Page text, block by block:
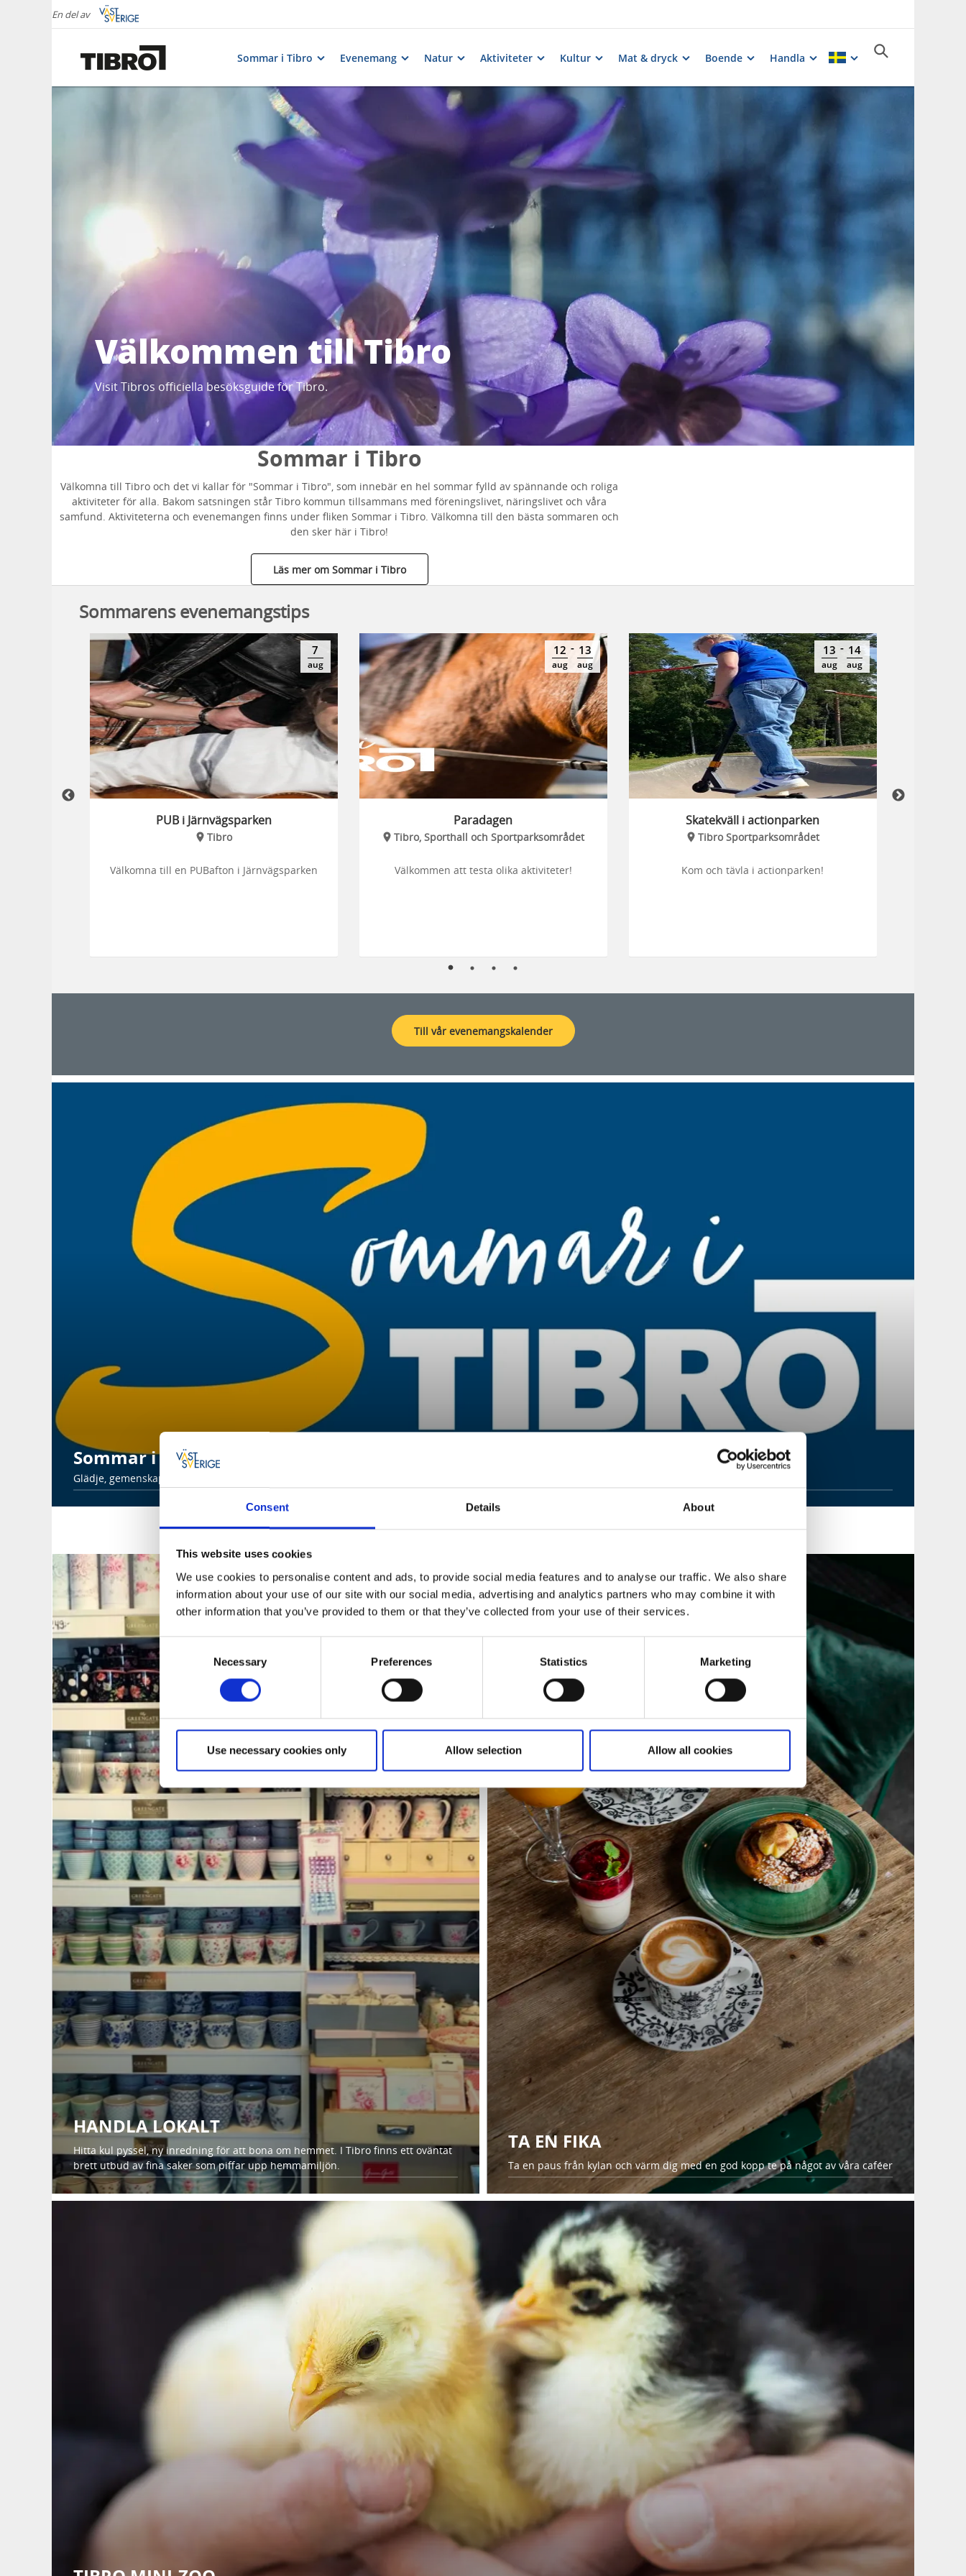
Consent Details About
This website uses cookies
We use cookies to personalise content and ads, to provide social media features and to analyse our traffic. We also share
information about your use of our site with our social media, advertising and analytics partners who may combine it with
other information that you’ve provided to them or that they’ve collected from your use of their services.
Consent
Selection
Necessary Preferences Statistics Marketing
Use necessary cookies only Allow selection Allow all cookies
En del av
Sommar i Tibro Evenemang Natur Aktiviteter Kultur Mat & dryck Boende Handla
Välkommen till Tibro
Visit Tibros officiella besöksguide för Tibro.
Sommar i Tibro
Välkomna till Tibro och det vi kallar för "Sommar i Tibro", som innebär en hel sommar fylld av spännande och roliga
aktiviteter för alla. Bakom satsningen står Tibro kommun tillsammans med föreningslivet, näringslivet och våra
samfund. Aktiviteterna och evenemangen finns under fliken Sommar i Tibro. Välkomna till den bästa sommaren och
den sker här i Tibro!
Läs mer om Sommar i Tibro
Sommarens evenemangstips
7
aug
PUB i Järnvägsparken
Tibro
Välkomna till en PUBafton i Järnvägsparken
12
aug
- 13
aug
Paradagen
Tibro, Sporthall och Sportparksområdet
Välkommen att testa olika aktiviteter!
13
aug
- 14
aug
Skatekväll i actionparken
Tibro Sportparksområdet
Kom och tävla i actionparken!
Till vår evenemangskalender
Sommar i Tibro
Glädje, gemenskap och upplevelser för alla från 29 maj till 30 augusti.
TIBROTIPS
HANDLA LOKALT
Hitta kul pyssel, ny inredning för att bona om hemmet. I Tibro finns ett oväntat
brett utbud av fina saker som piffar upp hemmamiljön.
TA EN FIKA
Ta en paus från kylan och värm dig med en god kopp te på något av våra caféer